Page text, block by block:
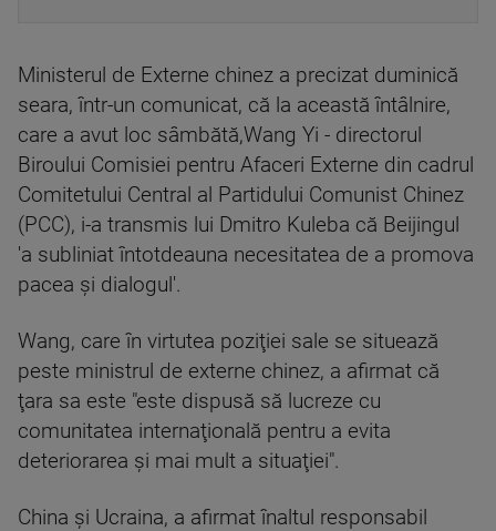
Ministerul de Externe chinez a precizat duminică
seara, într-un comunicat, că la această întâlnire,
care a avut loc sâmbătă,Wang Yi - directorul
Biroului Comisiei pentru Afaceri Externe din cadrul
Comitetului Central al Partidului Comunist Chinez
(PCC), i-a transmis lui Dmitro Kuleba că Beijingul
'a subliniat întotdeauna necesitatea de a promova
pacea şi dialogul'.
Wang, care în virtutea poziţiei sale se situează
peste ministrul de externe chinez, a afirmat că
ţara sa este "este dispusă să lucreze cu
comunitatea internaţională pentru a evita
deteriorarea şi mai mult a situaţiei".
China şi Ucraina, a afirmat înaltul responsabil